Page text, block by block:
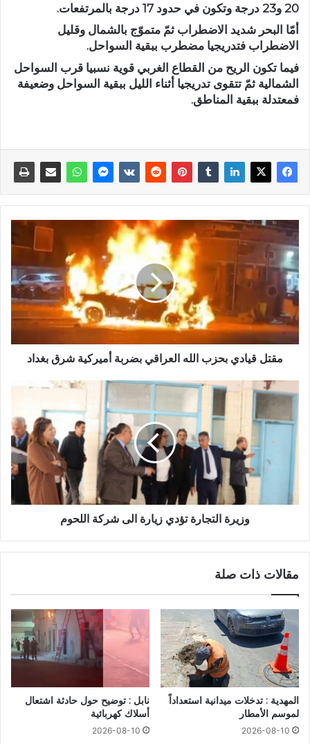
20 و23 درجة وتكون في حدود 17 درجة بالمرتفعات.
أمّا البحر شديد الاضطراب ثمّ متموّج بالشمال وقليل
الاضطراب فتدريجيا مضطرب ببقية السواحل.
فيما تكون الريح من القطاع الغربي قوية نسبيا قرب السواحل
الشمالية ثمّ تتقوى تدريجيا أثناء الليل ببقية السواحل وضعيفة
فمعتدلة ببقية المناطق.
مقتل قيادي بحزب الله العراقي بضربة أميركية شرق بغداد
وزيرة التجارة تؤدي زيارة الى شركة اللحوم
مقالات ذات صلة
المهدية : تدخلات ميدانية استعداداً
لموسم الأمطار
2026-08-10
نابل : توضيح حول حادثة اشتعال
أسلاك كهربائية
2026-08-10